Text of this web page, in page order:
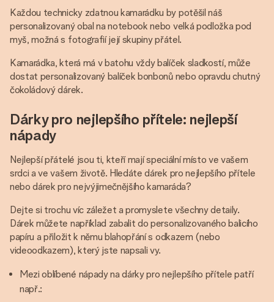
Každou technicky zdatnou kamarádku by potěšil náš
personalizovaný obal na notebook nebo velká podložka pod
myš, možná s fotografií její skupiny přátel.
Kamarádka, která má v batohu vždy balíček sladkostí, může
dostat personalizovaný balíček bonbonů nebo opravdu chutný
čokoládový dárek.
Dárky pro nejlepšího přítele: nejlepší
nápady
Nejlepší přátelé jsou ti, kteří mají speciální místo ve vašem
srdci a ve vašem životě. Hledáte dárek pro nejlepšího přítele
nebo dárek pro nejvýjimečnějšího kamaráda?
Dejte si trochu víc záležet a promyslete všechny detaily.
Dárek můžete například zabalit do personalizovaného balicího
papíru a přiložit k němu blahopřání s odkazem (nebo
videoodkazem), který jste napsali vy.
Mezi oblíbené nápady na dárky pro nejlepšího přítele patří
např.: